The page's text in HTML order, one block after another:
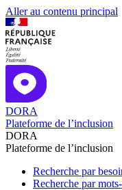
Aller au contenu principal
DORA
Plateforme de l’inclusion
DORA
Plateforme de l’inclusion
Recherche par
Recherche par